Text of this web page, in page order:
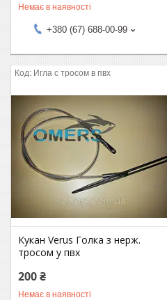
Немає в наявності
+380 (67) 688-00-99
Игла с тросом в пвх
Кукан Verus Голка з нерж.
тросом у пвх
200 ₴
Немає в наявності